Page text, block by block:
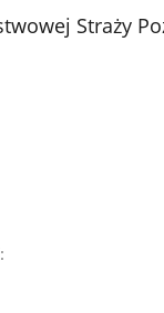
Straży